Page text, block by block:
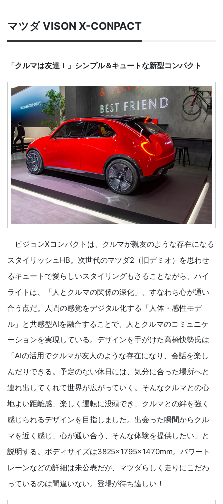
マツダ VISON X-CONPACT
「クルマは友達！」シンプル＆キュートな新型コンパクト
ビジョンXコンパクトは、クルマが親友のような存在になる
スタイリッシュHB。次世代のマツダ2（旧デミオ）を思わせ
るキュートで愛らしいスタイリングもさることながら、ハイ
ライトは、「人とクルマの関係の深化」、すなわち心が通い
合う点だ。人間の感覚をデジタル化する「人体・感性モデ
ル」と共感型AIを融合することで、人とクルマのコミュニケ
ーションを実現している。デザインを手がけた高橋快勢氏は
「AIの活用でクルマが友人のような存在になり、会話を楽し
んだりできる。予定のない休日には、気分に合った場所へと
連れ出してくれて世界が広がっていく。そんなクルマとの心
地よい距離感、楽しく運転に没頭でき、クルマとの絆を強く
感じられるデザインを目指しました。出会った瞬間からクル
マを近く感じ、心が通い合う、そんな体験を提供したい」と
説明する。ボディサイズは3825×1795×1470mm。パワート
レーンなどの詳細は未公表だが、マツダらしく走りにこだわ
っているのは間違いない。登場が待ち遠しい！